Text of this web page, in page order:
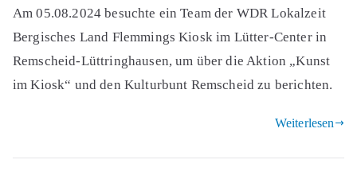
Am 05.08.2024 besuchte ein Team der WDR Lokalzeit
Bergisches Land Flemmings Kiosk im Lütter-Center in
Remscheid-Lüttringhausen, um über die Aktion „Kunst
im Kiosk“ und den Kulturbunt Remscheid zu berichten.
Weiterlesen